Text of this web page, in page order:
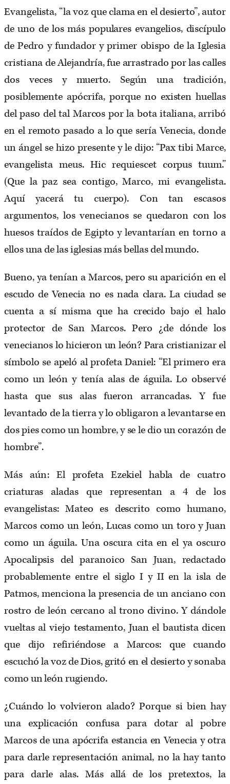
Evangelista, “la voz que clama en el desierto”, autor
de uno de los más populares evangelios, discípulo
de Pedro y fundador y primer obispo de la Iglesia
cristiana de Alejandría, fue arrastrado por las calles
dos veces y muerto. Según una tradición,
posiblemente apócrifa, porque no existen huellas
del paso del tal Marcos por la bota italiana, arribó
en el remoto pasado a lo que sería Venecia, donde
un ángel se hizo presente y le dijo: “Pax tibi Marce,
evangelista meus. Hic requiescet corpus tuum.”
(Que la paz sea contigo, Marco, mi evangelista.
Aquí yacerá tu cuerpo). Con tan escasos
argumentos, los venecianos se quedaron con los
huesos traídos de Egipto y levantarían en torno a
ellos una de las iglesias más bellas del mundo.
Bueno, ya tenían a Marcos, pero su aparición en el
escudo de Venecia no es nada clara. La ciudad se
cuenta a sí misma que ha crecido bajo el halo
protector de San Marcos. Pero ¿de dónde los
venecianos lo hicieron un león? Para cristianizar el
símbolo se apeló al profeta Daniel: “El primero era
como un león y tenía alas de águila. Lo observé
hasta que sus alas fueron arrancadas. Y fue
levantado de la tierra y lo obligaron a levantarse en
dos pies como un hombre, y se le dio un corazón de
hombre”.
Más aún: El profeta Ezekiel habla de cuatro
criaturas aladas que representan a 4 de los
evangelistas: Mateo es descrito como humano,
Marcos como un león, Lucas como un toro y Juan
como un águila. Una oscura cita en el ya oscuro
Apocalipsis del paranoico San Juan, redactado
probablemente entre el siglo I y II en la isla de
Patmos, menciona la presencia de un anciano con
rostro de león cercano al trono divino. Y dándole
vueltas al viejo testamento, Juan el bautista dicen
que dijo refiriéndose a Marcos: que cuando
escuchó la voz de Dios, gritó en el desierto y sonaba
como un león rugiendo.
¿Cuándo lo volvieron alado? Porque si bien hay
una explicación confusa para dotar al pobre
Marcos de una apócrifa estancia en Venecia y otra
para darle representación animal, no la hay tanto
para darle alas. Más allá de los pretextos, la